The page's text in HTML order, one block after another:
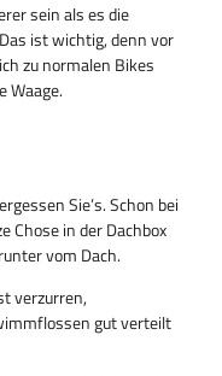
sein als es die
ist wichtig, denn vor
zu normalen Bikes
Waage.
Sie’s. Schon bei
Chose in der Dachbox
vom Dach.
verzurren,
gut verteilt